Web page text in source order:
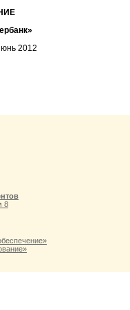
2012
8